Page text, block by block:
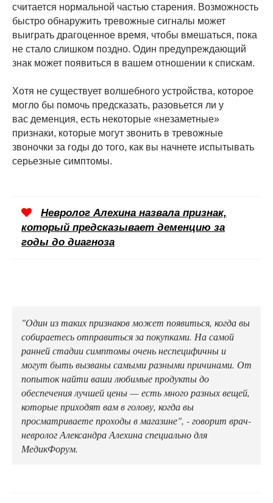
считается нормальной частью старения. Возможность
быстро обнаружить тревожные сигналы может
выиграть драгоценное время, чтобы вмешаться, пока
не стало слишком поздно. Один предупреждающий
знак может появиться в вашем отношении к спискам.
Хотя не существует волшебного устройства, которое
могло бы помочь предсказать, разовьется ли у
вас деменция, есть некоторые «незаметные»
признаки, которые могут звонить в тревожные
звоночки за годы до того, как вы начнете испытывать
серьезные симптомы.
Невролог Алехина назвала признак,
который предсказывает деменцию за
годы до диагноза
"Один из таких признаков может появиться, когда вы
собираетесь отправиться за покупками. На самой
ранней стадии симптомы очень неспецифичны и
могут быть вызваны самыми разными причинами. От
попыток найти ваши любимые продукты до
обеспечения лучшей цены — есть много разных вещей,
которые приходят вам в голову, когда вы
просматриваете проходы в магазине", - говорит врач-
невролог Александра Алехина специально для
МедикФорум.